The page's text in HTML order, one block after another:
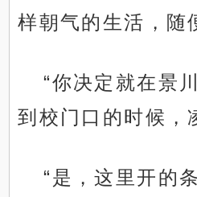
样朝气的生活，随
“你决定就在景
到校门口的时候，
“是，这里开的